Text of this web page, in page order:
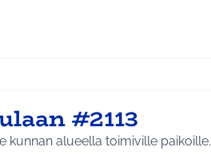
tapahtumat
#2113
kunnan alueella toimiville paikoille.